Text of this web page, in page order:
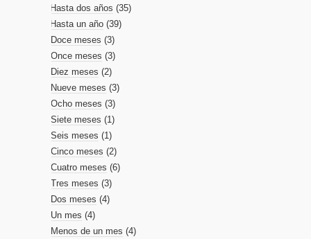
Hasta dos años (35)
Hasta un año (39)
Doce meses (3)
Once meses (3)
Diez meses (2)
Nueve meses (3)
Ocho meses (3)
Siete meses (1)
Seis meses (1)
Cinco meses (2)
Cuatro meses (6)
Tres meses (3)
Dos meses (4)
Un mes (4)
Menos de un mes (4)